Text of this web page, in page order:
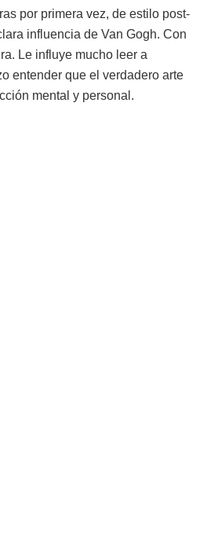
por primera vez, de estilo post-
influencia de Van Gogh. Con
Le influye mucho leer a
entender que el verdadero arte
mental y personal.